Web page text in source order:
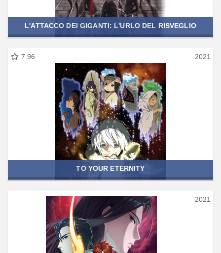
L'ATTACCO DEI GIGANTI: L'URLO DEL RISVEGLIO
7.96 2021
TO YOUR ETERNITY
2021